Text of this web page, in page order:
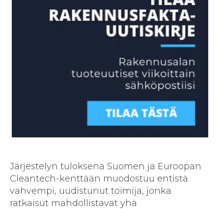
Järjestelyn tuloksena Suomen ja Euroopan
Cleantech-kenttään muodostuu entistä
vahvempi, uudistunut toimija, jonka
ratkaisut mahdollistavat yhä